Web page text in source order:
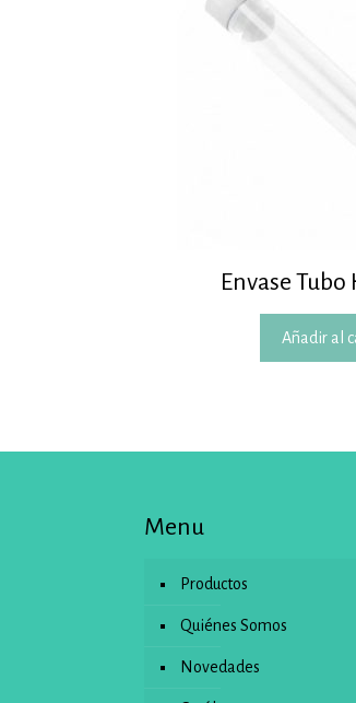
Envase
Añadir al
Menu
Productos
Quiénes Somos
Novedades